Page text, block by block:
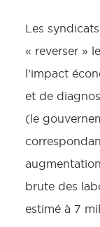
Les
« reverser »
l’impact
et de
(le
brute des
estimé à 7